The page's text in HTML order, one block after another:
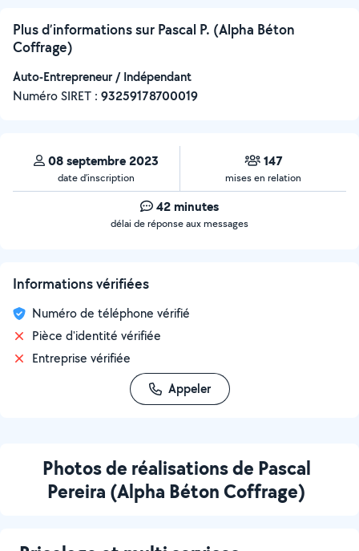
Plus d’informations sur Pascal P. (Alpha Béton
Coffrage)
Auto-Entrepreneur / Indépendant
Numéro SIRET : ‍93259178700019
08 septembre 2023
date d’inscription
147
mises en relation
42 minutes
délai de réponse aux messages
Informations vérifiées
Numéro de téléphone vérifié
Pièce d'identité vérifiée
Entreprise vérifiée
Appeler
Photos de réalisations de Pascal
Pereira (Alpha Béton Coffrage)